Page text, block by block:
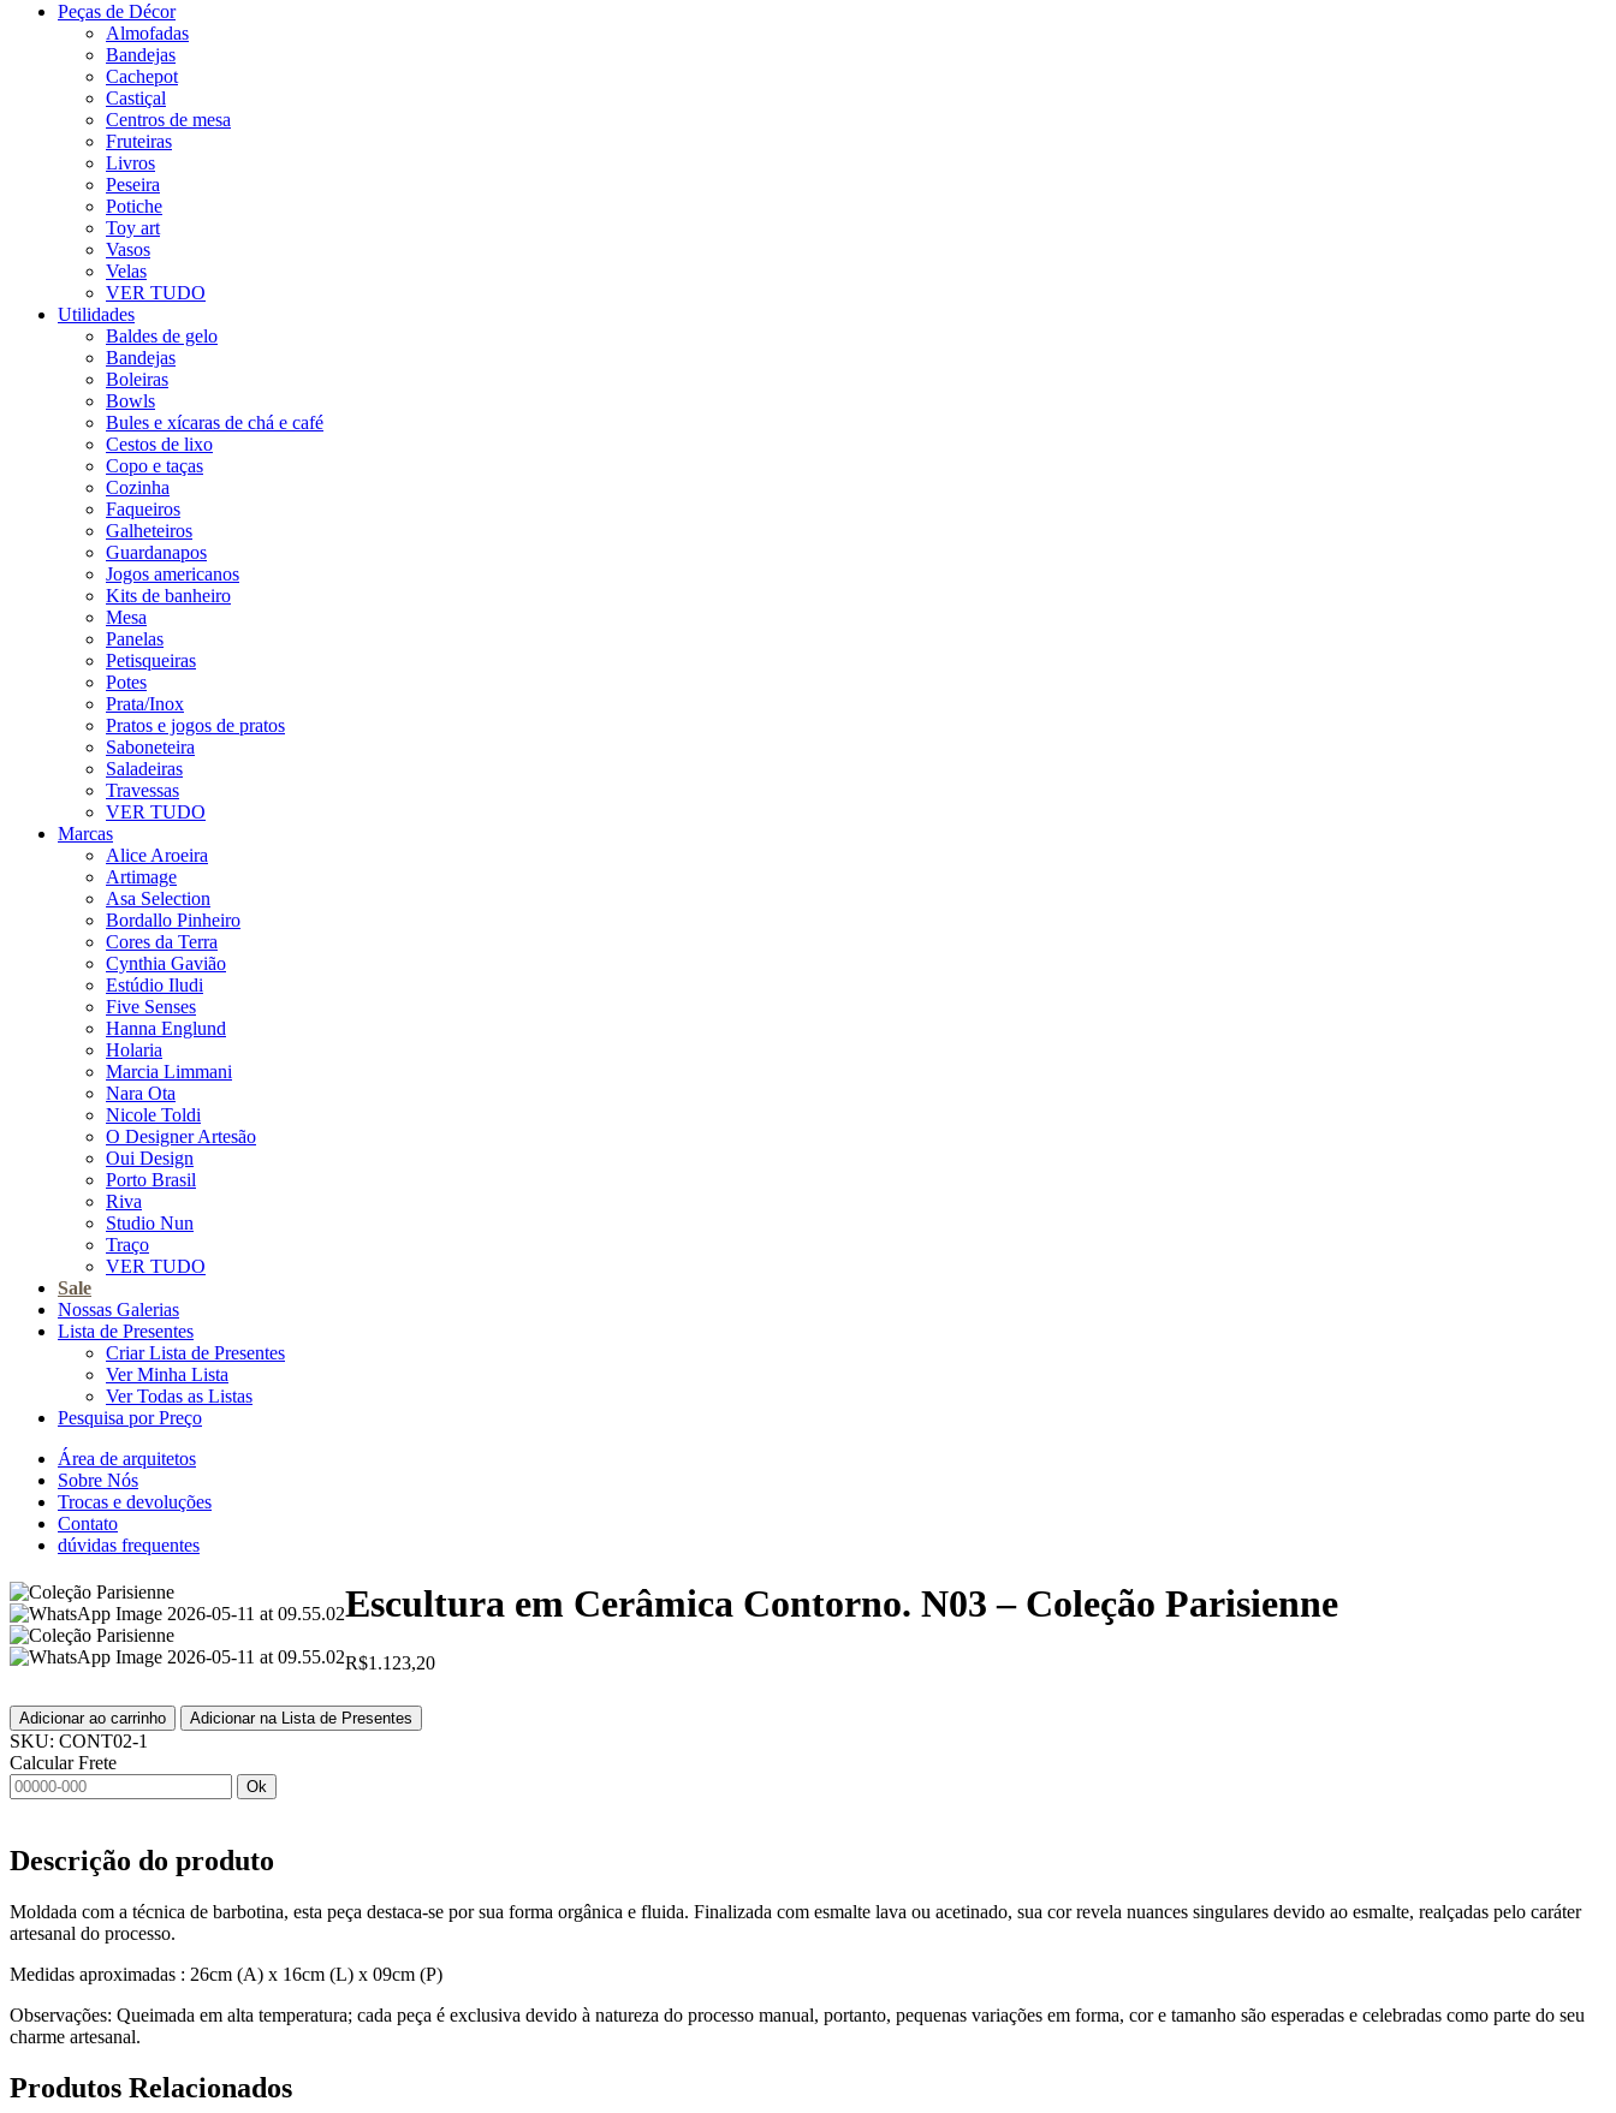
Peças de Décor
Almofadas
Bandejas
Cachepot
Castiçal
Centros de mesa
Fruteiras
Livros
Peseira
Potiche
Toy art
Vasos
Velas
VER TUDO
Utilidades
Baldes de gelo
Bandejas
Boleiras
Bowls
Bules e xícaras de chá e café
Cestos de lixo
Copo e taças
Cozinha
Faqueiros
Galheteiros
Guardanapos
Jogos americanos
Kits de banheiro
Mesa
Panelas
Petisqueiras
Potes
Prata/Inox
Pratos e jogos de pratos
Saboneteira
Saladeiras
Travessas
VER TUDO
Marcas
Alice Aroeira
Artimage
Asa Selection
Bordallo Pinheiro
Cores da Terra
Cynthia Gavião
Estúdio Iludi
Five Senses
Hanna Englund
Holaria
Marcia Limmani
Nara Ota
Nicole Toldi
O Designer Artesão
Oui Design
Porto Brasil
Riva
Studio Nun
Traço
VER TUDO
Sale
Nossas Galerias
Lista de Presentes
Criar Lista de Presentes
Ver Minha Lista
Ver Todas as Listas
Pesquisa por Preço
Área de arquitetos
Sobre Nós
Trocas e devoluções
Contato
dúvidas frequentes
Escultura em Cerâmica Contorno. N03 – Coleção Parisienne
R$1.123,20
Adicionar ao carrinho Adicionar na Lista de Presentes
SKU: CONT02-1
Calcular Frete
Ok
Descrição do produto
Moldada com a técnica de barbotina, esta peça destaca-se por sua forma orgânica e fluida. Finalizada com esmalte lava ou acetinado, sua cor revela nuances singulares devido ao esmalte, realçadas pelo caráter
artesanal do processo.
Medidas aproximadas : 26cm (A) x 16cm (L) x 09cm (P)
Observações: Queimada em alta temperatura; cada peça é exclusiva devido à natureza do processo manual, portanto, pequenas variações em forma, cor e tamanho são esperadas e celebradas como parte do seu
charme artesanal.
Produtos Relacionados